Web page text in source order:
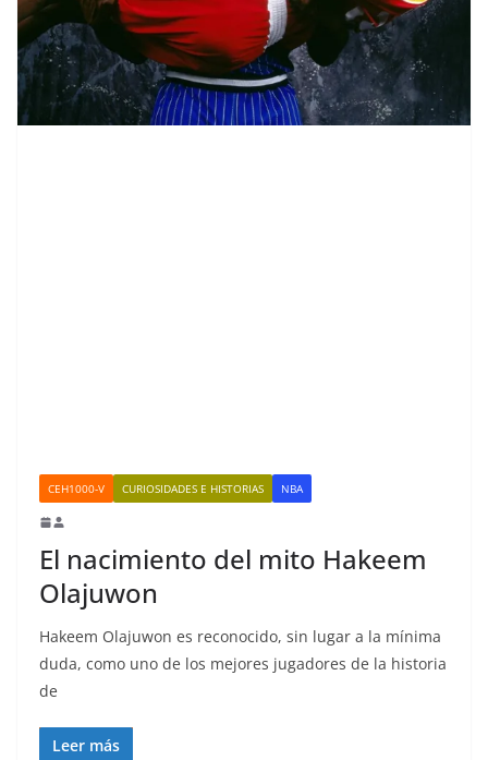
CEH1000-V CURIOSIDADES E HISTORIAS NBA
El nacimiento del mito Hakeem
Olajuwon
Hakeem Olajuwon es reconocido, sin lugar a la mínima
duda, como uno de los mejores jugadores de la historia
de
Leer más